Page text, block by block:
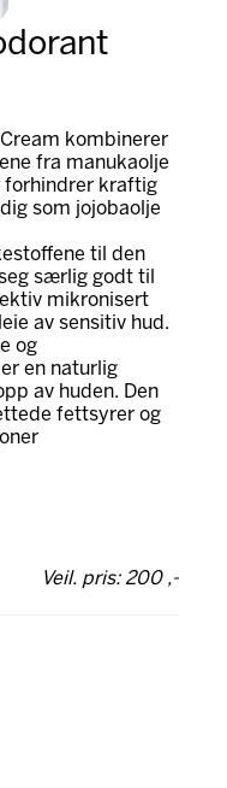
kombinerer
fra manukaolje
forhindrer kraftig
som jojobaolje
til den
særlig godt til
mikronisert
av sensitiv hud.
og
en naturlig
av huden. Den
fettsyrer og
Veil. pris: 200 ,-